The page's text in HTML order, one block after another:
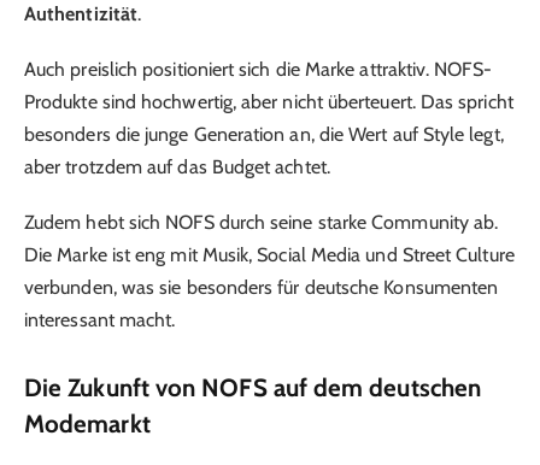
Authentizität.
Auch preislich positioniert sich die Marke attraktiv. NOFS-
Produkte sind hochwertig, aber nicht überteuert. Das spricht
besonders die junge Generation an, die Wert auf Style legt,
aber trotzdem auf das Budget achtet.
Zudem hebt sich NOFS durch seine starke Community ab.
Die Marke ist eng mit Musik, Social Media und Street Culture
verbunden, was sie besonders für deutsche Konsumenten
interessant macht.
Die Zukunft von NOFS auf dem deutschen
Modemarkt